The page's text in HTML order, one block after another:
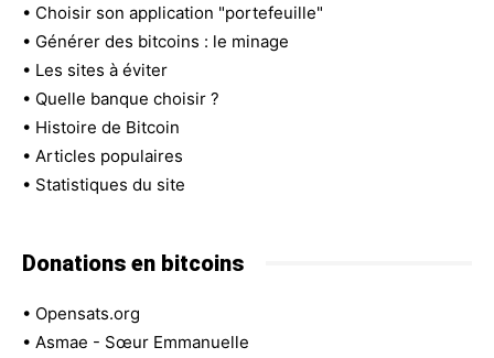
• Choisir son application "portefeuille"
• Générer des bitcoins : le minage
• Les sites à éviter
• Quelle banque choisir ?
• Histoire de Bitcoin
• Articles populaires
• Statistiques du site
Donations en bitcoins
• Opensats.org
• Asmae - Sœur Emmanuelle